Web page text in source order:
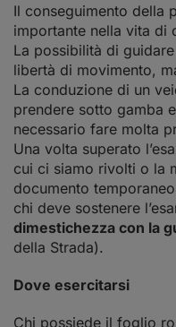
Il conseguimento della
importante nella vita di
La possibilità di
libertà di movimento,
La conduzione di un
prendere sotto gamba
necessario fare molta
Una volta superato
cui ci siamo rivolti o la
documento
chi deve sostenere
dimestichezza con la
della Strada).
Dove esercitarsi
Chi possiede il foglio